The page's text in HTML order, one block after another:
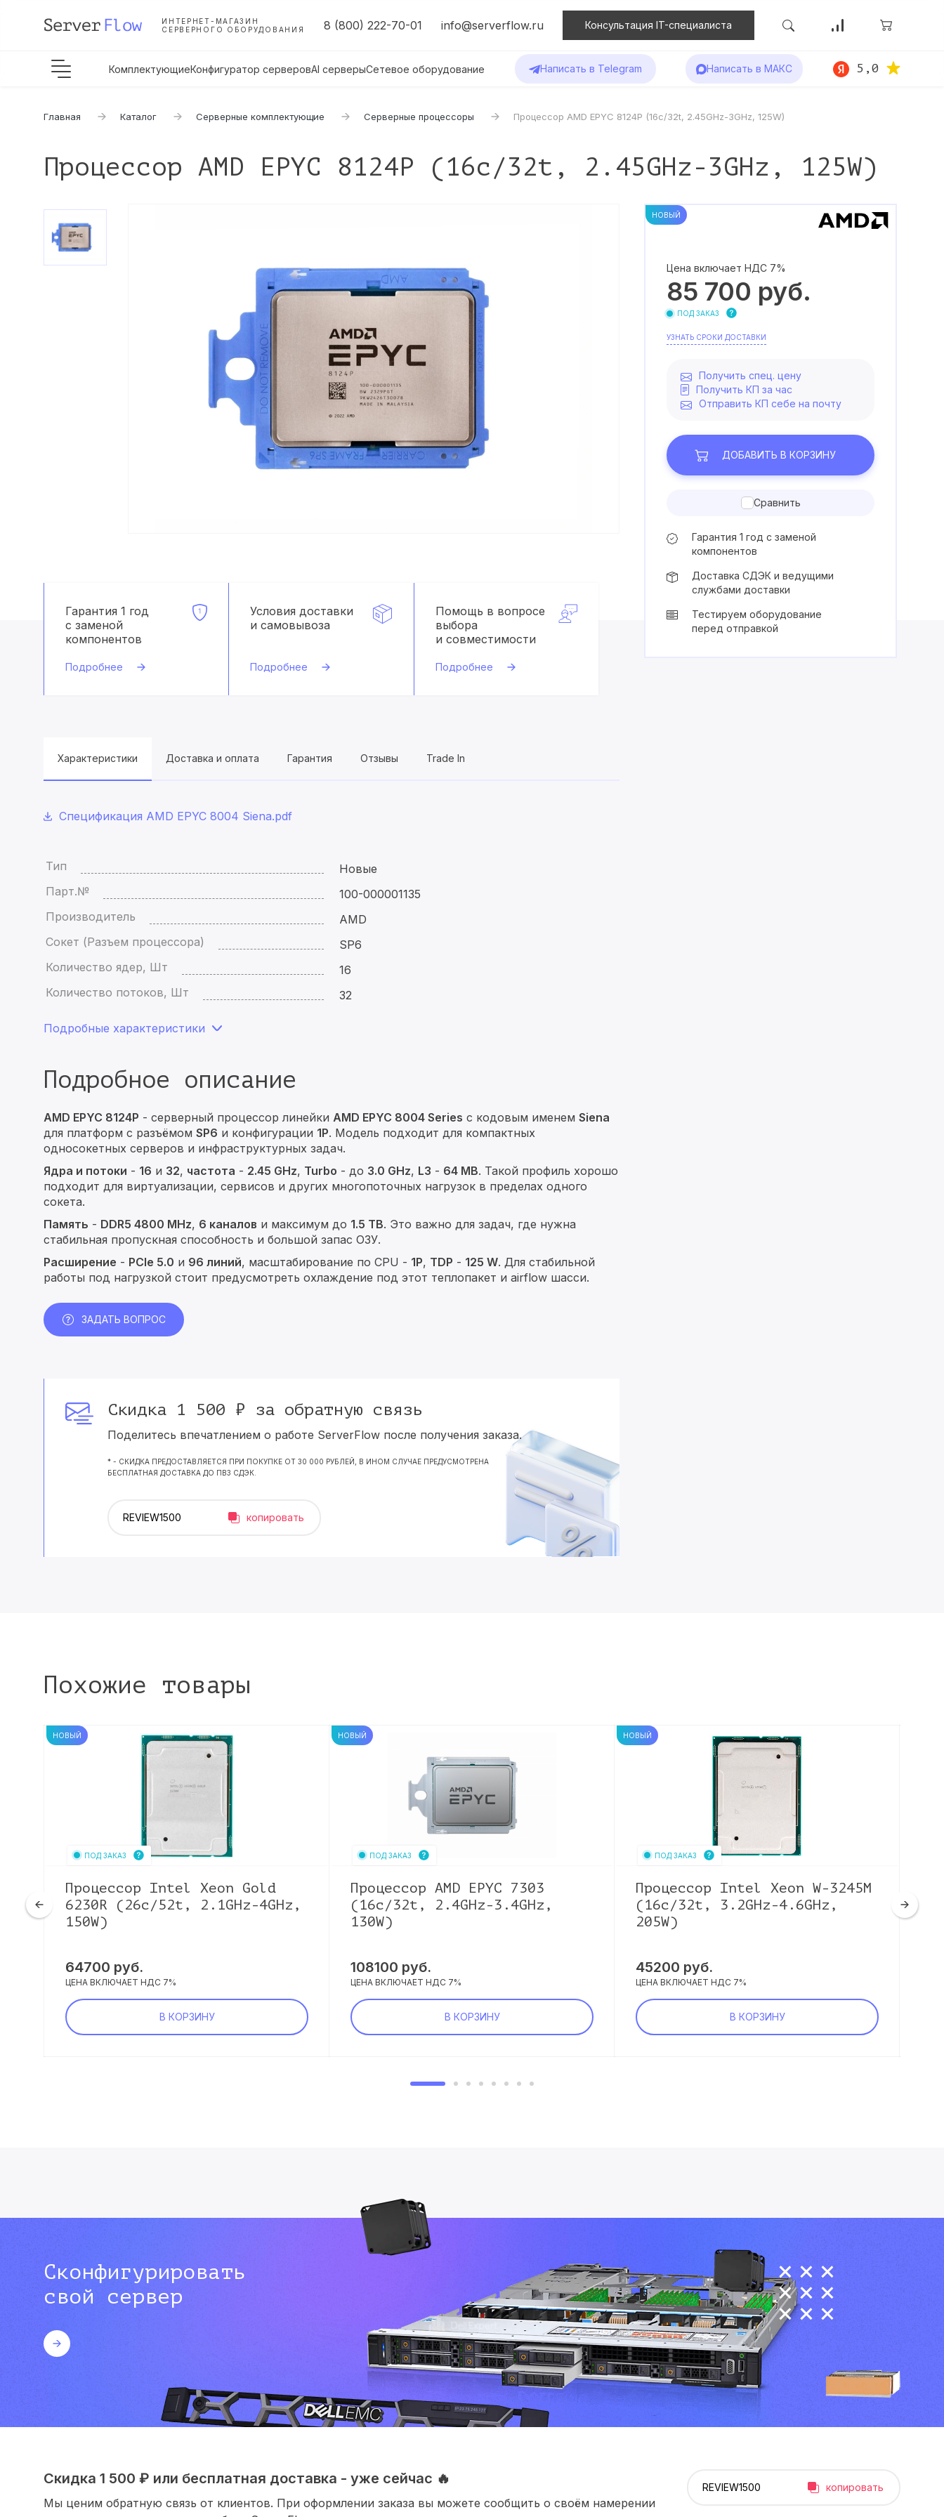
ИНТЕРНЕТ-МАГАЗИН
СЕРВЕРНОГО ОБОРУДОВАНИЯ
8 (800) 222-70-01 info@serverflow.ru Консультация IT-специалиста
КомплектующиеКонфигуратор серверовAI серверыСетевое оборудование Написать в Telegram Написать в МАКС 5,0
Главная Каталог Серверные комплектующие Серверные процессоры Процессор AMD EPYC 8124P (16c/32t, 2.45GHz-3GHz, 125W)
Процессор AMD EPYC 8124P (16c/32t, 2.45GHz-3GHz, 125W)
Гарантия 1 год
с заменой
компонентов
Подробнее
Условия доставки
и самовывоза
Подробнее
Помощь в вопросе
выбора
и совместимости
Подробнее
Характеристики Доставка и оплата Гарантия Отзывы Trade In
Спецификация AMD EPYC 8004 Siena.pdf
Тип
Новые
Парт.№
100-000001135
Производитель
AMD
Сокет (Разъем процессора)
SP6
Количество ядер, Шт
16
Количество потоков, Шт
32
Подробные характеристики
Подробное описание
AMD EPYC 8124P - серверный процессор линейки AMD EPYC 8004 Series с кодовым именем Siena
для платформ с разъёмом SP6 и конфигурации 1P. Модель подходит для компактных
односокетных серверов и инфраструктурных задач.
Ядра и потоки - 16 и 32, частота - 2.45 GHz, Turbo - до 3.0 GHz, L3 - 64 MB. Такой профиль хорошо
подходит для виртуализации, сервисов и других многопоточных нагрузок в пределах одного
сокета.
Память - DDR5 4800 MHz, 6 каналов и максимум до 1.5 TB. Это важно для задач, где нужна
стабильная пропускная способность и большой запас ОЗУ.
Расширение - PCIe 5.0 и 96 линий, масштабирование по CPU - 1P, TDP - 125 W. Для стабильной
работы под нагрузкой стоит предусмотреть охлаждение под этот теплопакет и airflow шасси.
ЗАДАТЬ ВОПРОС
Скидка 1 500 ₽ за обратную связь
Поделитесь впечатлением о работе ServerFlow после получения заказа.
* - СКИДКА ПРЕДОСТАВЛЯЕТСЯ ПРИ ПОКУПКЕ ОТ 30 000 РУБЛЕЙ, В ИНОМ СЛУЧАЕ ПРЕДУСМОТРЕНА
БЕСПЛАТНАЯ ДОСТАВКА ДО ПВЗ СДЭК.
копировать
НОВЫЙ
Цена включает НДС 7%
85 700 руб.
ПОД ЗАКАЗ
УЗНАТЬ СРОКИ ДОСТАВКИ
Получить спец. цену
Получить КП за час
Отправить КП себе на почту
ДОБАВИТЬ В КОРЗИНУ
Сравнить
Гарантия 1 год с заменой
компонентов
Доставка СДЭК и ведущими
службами доставки
Тестируем оборудование
перед отправкой
Похожие товары
НОВЫЙ
ПОД ЗАКАЗ
Процессор Intel Xeon Gold
6230R (26c/52t, 2.1GHz-4GHz,
150W)
64700 руб.
ЦЕНА ВКЛЮЧАЕТ НДС 7%
В КОРЗИНУ
НОВЫЙ
ПОД ЗАКАЗ
Процессор AMD EPYC 7303
(16c/32t, 2.4GHz-3.4GHz,
130W)
108100 руб.
ЦЕНА ВКЛЮЧАЕТ НДС 7%
В КОРЗИНУ
НОВЫЙ
ПОД ЗАКАЗ
Процессор Intel Xeon W-3245M
(16c/32t, 3.2GHz-4.6GHz,
205W)
45200 руб.
ЦЕНА ВКЛЮЧАЕТ НДС 7%
В КОРЗИНУ
Сконфигурировать
свой сервер
Скидка 1 500 ₽ или бесплатная доставка - уже сейчас 🔥
Мы ценим обратную связь от клиентов. При оформлении заказа вы можете сообщить о своём намерении
копировать